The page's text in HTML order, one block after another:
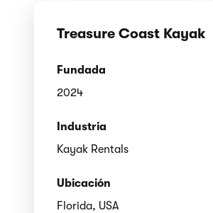
Treasure Coast Kayak
Fundada
2024
Industria
Kayak Rentals
Ubicación
Florida, USA